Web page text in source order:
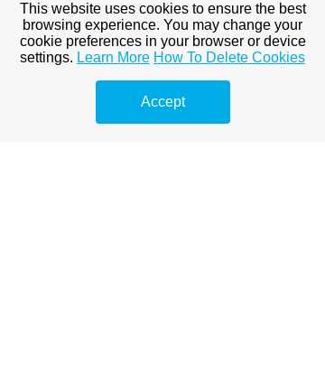
Premium Link-
Building
Services
This website uses cookies to ensure the best
browsing experience. You may change your
cookie preferences in your browser or device
settings. Learn More How To Delete Cookies
Accept